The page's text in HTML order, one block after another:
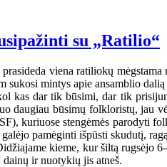
su „Ratilio“
viena ratiliokų
sukosi mintys apie ansamblio
kas dar tik būsimi, dar tik
daugiau būsimų folkloristų, jau
kuriuose stengėmės parodyti
pamėginti išpūsti skudutį,
kieme, kur šiltą rugsėjo
ir nuotykių jis atneš.